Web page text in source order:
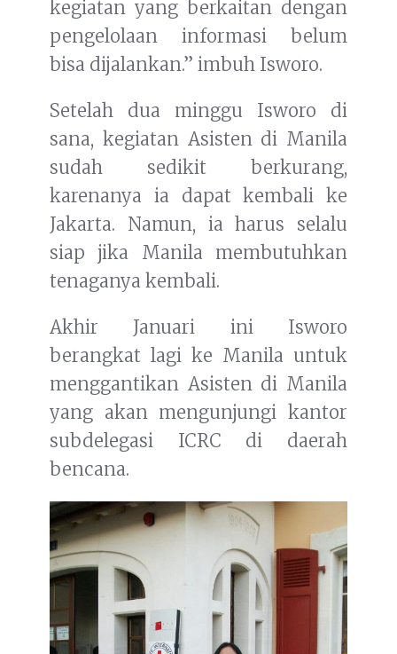
kegiatan yang berkaitan dengan
pengelolaan informasi belum
bisa dijalankan.” imbuh Isworo.
Setelah dua minggu Isworo di
sana, kegiatan Asisten di Manila
sudah sedikit berkurang,
karenanya ia dapat kembali ke
Jakarta. Namun, ia harus selalu
siap jika Manila membutuhkan
tenaganya kembali.
Akhir Januari ini Isworo
berangkat lagi ke Manila untuk
menggantikan Asisten di Manila
yang akan mengunjungi kantor
subdelegasi ICRC di daerah
bencana.